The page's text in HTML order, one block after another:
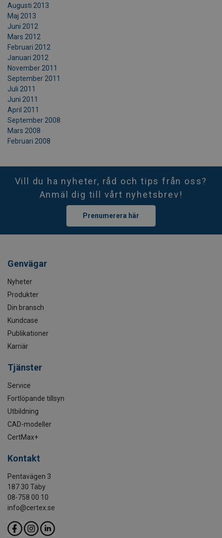
Augusti 2013
Maj 2013
Juni 2012
Mars 2012
Februari 2012
Januari 2012
November 2011
September 2011
Juli 2011
Juni 2011
April 2011
September 2008
Mars 2008
Februari 2008
Vill du ha nyheter, råd och tips från oss?
Anmäl dig till vårt nyhetsbrev!
Prenumerera här
Genvägar
Nyheter
Produkter
Din bransch
Kundcase
Publikationer
Karriär
Tjänster
Service
Fortlöpande tillsyn
Utbildning
CAD-modeller
CertMax+
Kontakt
Pentavägen 3
187 30 Täby
08-758 00 10
info@certex.se